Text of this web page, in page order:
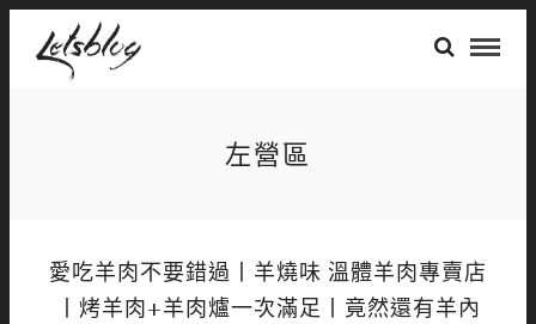
左營區
愛吃羊肉不要錯過丨羊燒味 溫體羊肉專賣店
丨烤羊肉+羊肉爐一次滿足丨竟然還有羊內